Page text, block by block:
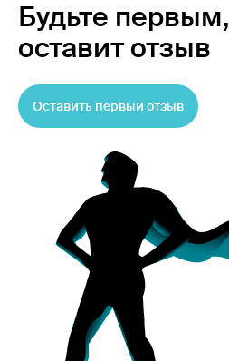
Будьте первым,
оставит отзыв
Оставить первый отзыв